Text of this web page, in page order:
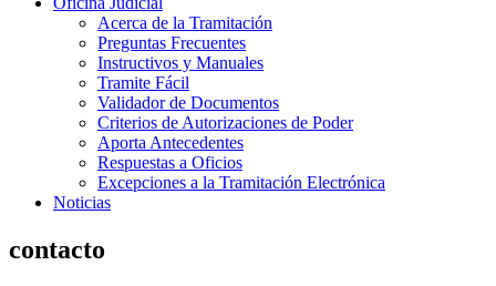
Acerca de la Tramitación
Preguntas Frecuentes
Instructivos y Manuales
Tramite Fácil
Validador de Documentos
Criterios de Autorizaciones de Poder
Aporta Antecedentes
Respuestas a Oficios
Excepciones a la Tramitación Electrónica
Noticias
contacto